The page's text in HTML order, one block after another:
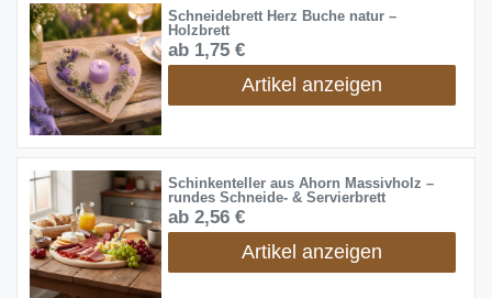
Schneidebrett Herz Buche natur –
Holzbrett
ab 1,75 €
Artikel anzeigen
Schinkenteller aus Ahorn Massivholz –
rundes Schneide- & Servierbrett
ab 2,56 €
Artikel anzeigen